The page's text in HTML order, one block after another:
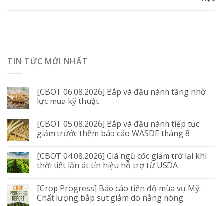
TIN TỨC MỚI NHẤT
[CBOT 06.08.2026] Bắp và đậu nành tăng nhờ
lực mua kỹ thuật
[CBOT 05.08.2026] Bắp và đậu nành tiếp tục
giảm trước thềm báo cáo WASDE tháng 8
[CBOT 04.08.2026] Giá ngũ cốc giảm trở lại khi
thời tiết lấn át tín hiệu hỗ trợ từ USDA
[Crop Progress] Báo cáo tiến độ mùa vụ Mỹ:
Chất lượng bắp sụt giảm do nắng nóng